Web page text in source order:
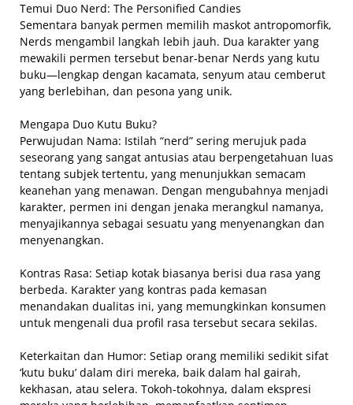
Temui Duo Nerd: The Personified Candies
Sementara banyak permen memilih maskot antropomorfik,
Nerds mengambil langkah lebih jauh. Dua karakter yang
mewakili permen tersebut benar-benar Nerds yang kutu
buku—lengkap dengan kacamata, senyum atau cemberut
yang berlebihan, dan pesona yang unik.
Mengapa Duo Kutu Buku?
Perwujudan Nama: Istilah “nerd” sering merujuk pada
seseorang yang sangat antusias atau berpengetahuan luas
tentang subjek tertentu, yang menunjukkan semacam
keanehan yang menawan. Dengan mengubahnya menjadi
karakter, permen ini dengan jenaka merangkul namanya,
menyajikannya sebagai sesuatu yang menyenangkan dan
menyenangkan.
Kontras Rasa: Setiap kotak biasanya berisi dua rasa yang
berbeda. Karakter yang kontras pada kemasan
menandakan dualitas ini, yang memungkinkan konsumen
untuk mengenali dua profil rasa tersebut secara sekilas.
Keterkaitan dan Humor: Setiap orang memiliki sedikit sifat
‘kutu buku’ dalam diri mereka, baik dalam hal gairah,
kekhasan, atau selera. Tokoh-tokohnya, dalam ekspresi